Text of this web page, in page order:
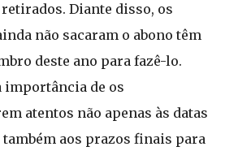
Diante disso, os
não sacaram o abono têm
deste ano para fazê-lo.
importância de os
atentos não apenas às datas
também aos prazos finais para